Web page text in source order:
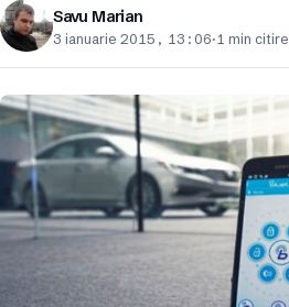
Savu Marian
3 ianuarie 2015, 13:06·1 min citire